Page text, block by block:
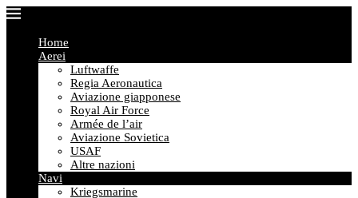
Home
Aerei
Luftwaffe
Regia Aeronautica
Aviazione giapponese
Royal Air Force
Armée de l’air
Aviazione Sovietica
USAF
Altre nazioni
Navi
Kriegsmarine